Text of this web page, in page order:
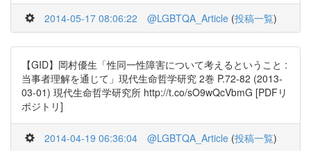
2014-05-17 08:06:22 @LGBTQA_Article (投稿一覧)
【GID】岡村優生「性同一性障害について考えるということ :
当事者理解を通じて」現代生命哲学研究 2巻 P.72-82 (2013-
03-01) 現代生命哲学研究所 http://t.co/sO9wQcVbmG [PDFリ
ポジトリ]
2014-04-19 06:36:04 @LGBTQA_Article (投稿一覧)